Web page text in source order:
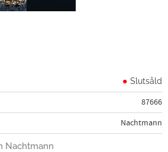
Slutsåld
87666
Nachtmann
Nachtmann